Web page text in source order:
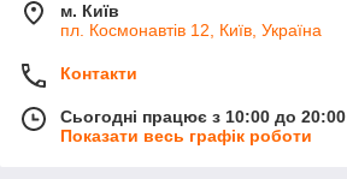
м. Київ
пл. Космонавтів 12, Київ, Україна
Контакти
Сьогодні працює з 10:00 до 20:00
Показати весь графік роботи